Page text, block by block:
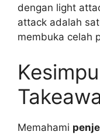
dengan light
attack adalah
membuka celah
Memahami